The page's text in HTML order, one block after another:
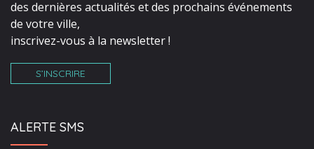
des dernières actualités et des prochains événements
de votre ville,
inscrivez-vous à la newsletter !
S’INSCRIRE
ALERTE SMS